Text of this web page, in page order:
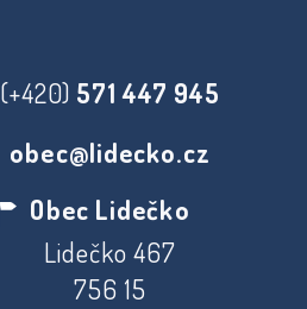
(+420) 571 447 945
obec@lidecko.cz
Obec Lidečko
Lidečko 467
756 15